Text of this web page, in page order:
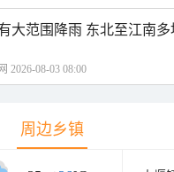
大范围降雨 东北至江南
2026-08-03 08:00
周边乡镇